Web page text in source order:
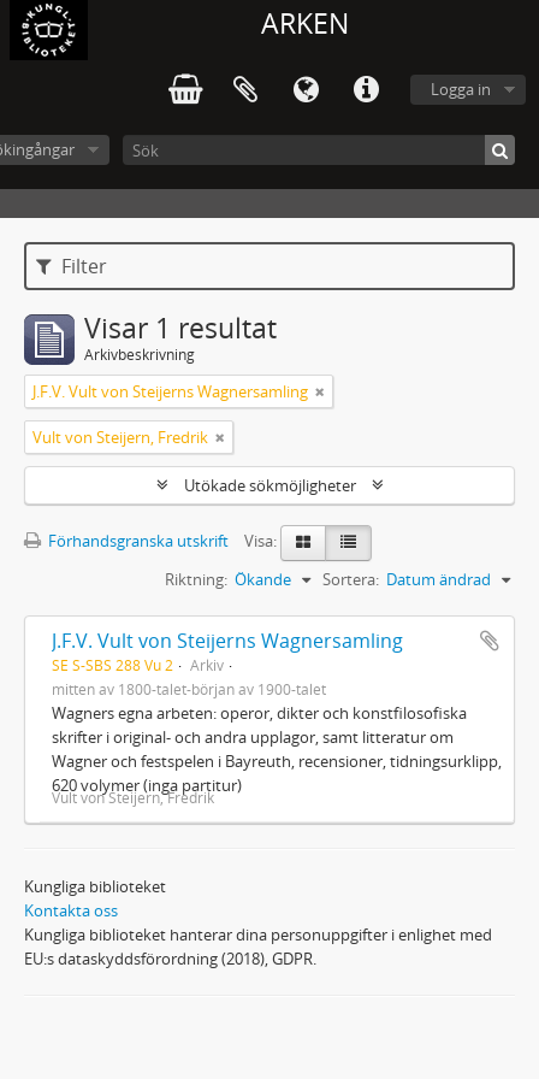
ARKEN
Logga in
Filter
Visar 1 resultat
Arkivbeskrivning
J.F.V. Vult von Steijerns Wagnersamling
Vult von Steijern, Fredrik
Utökade sökmöjligheter
Förhandsgranska utskrift
Visa:
Sortera: Datum ändrad
Riktning: Ökande
J.F.V. Vult von Steijerns Wagnersamling
SE S-SBS 288 Vu 2
Arkiv
mitten av 1800-talet-början av 1900-talet
Wagners egna arbeten: operor, dikter och konstfilosofiska
skrifter i original- och andra upplagor, samt litteratur om
Wagner och festspelen i Bayreuth, recensioner, tidningsurklipp,
620 volymer (inga partitur)
Vult von Steijern, Fredrik
Kungliga biblioteket
Kontakta oss
Kungliga biblioteket hanterar dina personuppgifter i enlighet med
EU:s dataskyddsförordning (2018), GDPR.